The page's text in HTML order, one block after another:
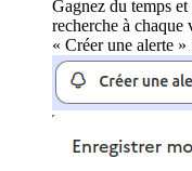
Gagnez du temps
recherche à
« Créer une alerte »